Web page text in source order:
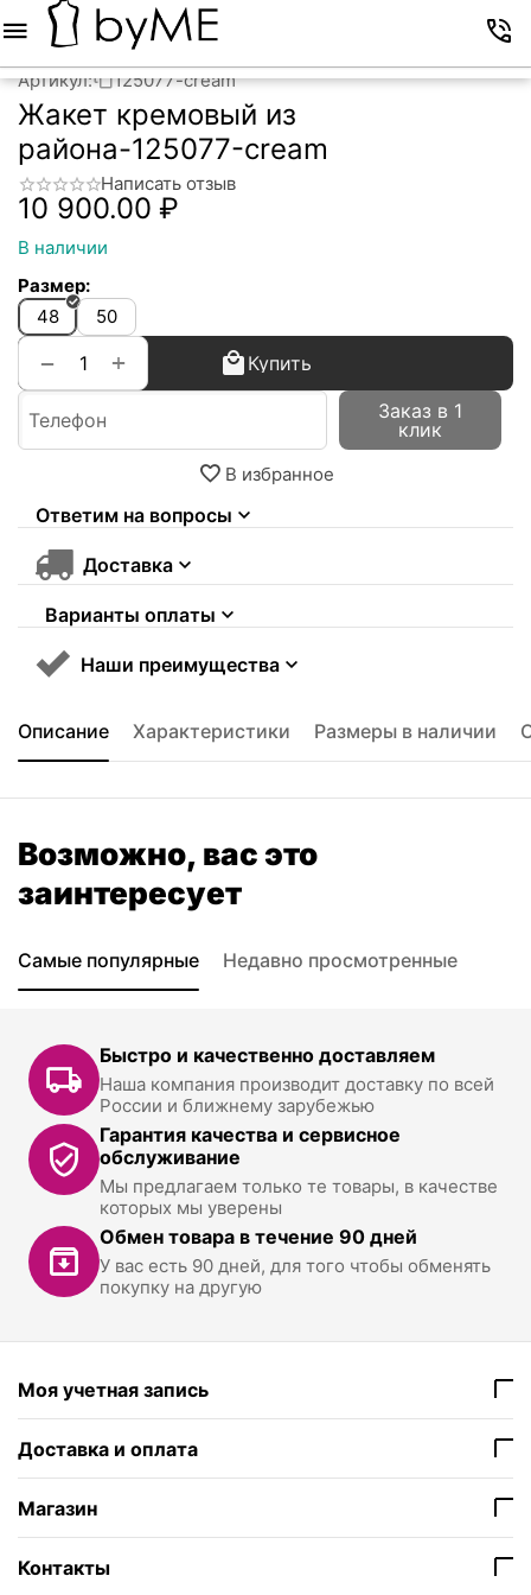
Артикул: 125077-cream
Жакет кремовый из
района-125077-cream
Написать отзыв
10 900.00 ₽
В наличии
Размер:
48
50
+
−
Купить
Заказ в 1
клик
В избранное
Ответим на вопросы
Доставка
Варианты оплаты
Наши преимущества
Описание Характеристики Размеры в наличии
Возможно, вас это
заинтересует
Самые популярные Недавно просмотренные
Быстро и качественно доставляем
Наша компания производит доставку по всей
России и ближнему зарубежью
Гарантия качества и сервисное
обслуживание
Мы предлагаем только те товары, в качестве
которых мы уверены
Обмен товара в течение 90 дней
У вас есть 90 дней, для того чтобы обменять
покупку на другую
Моя учетная запись
Доставка и оплата
Магазин
Контакты
Меню Корзина Контакты